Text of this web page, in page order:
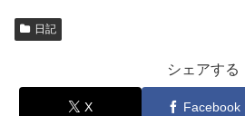
日記
シェアする
X Facebook